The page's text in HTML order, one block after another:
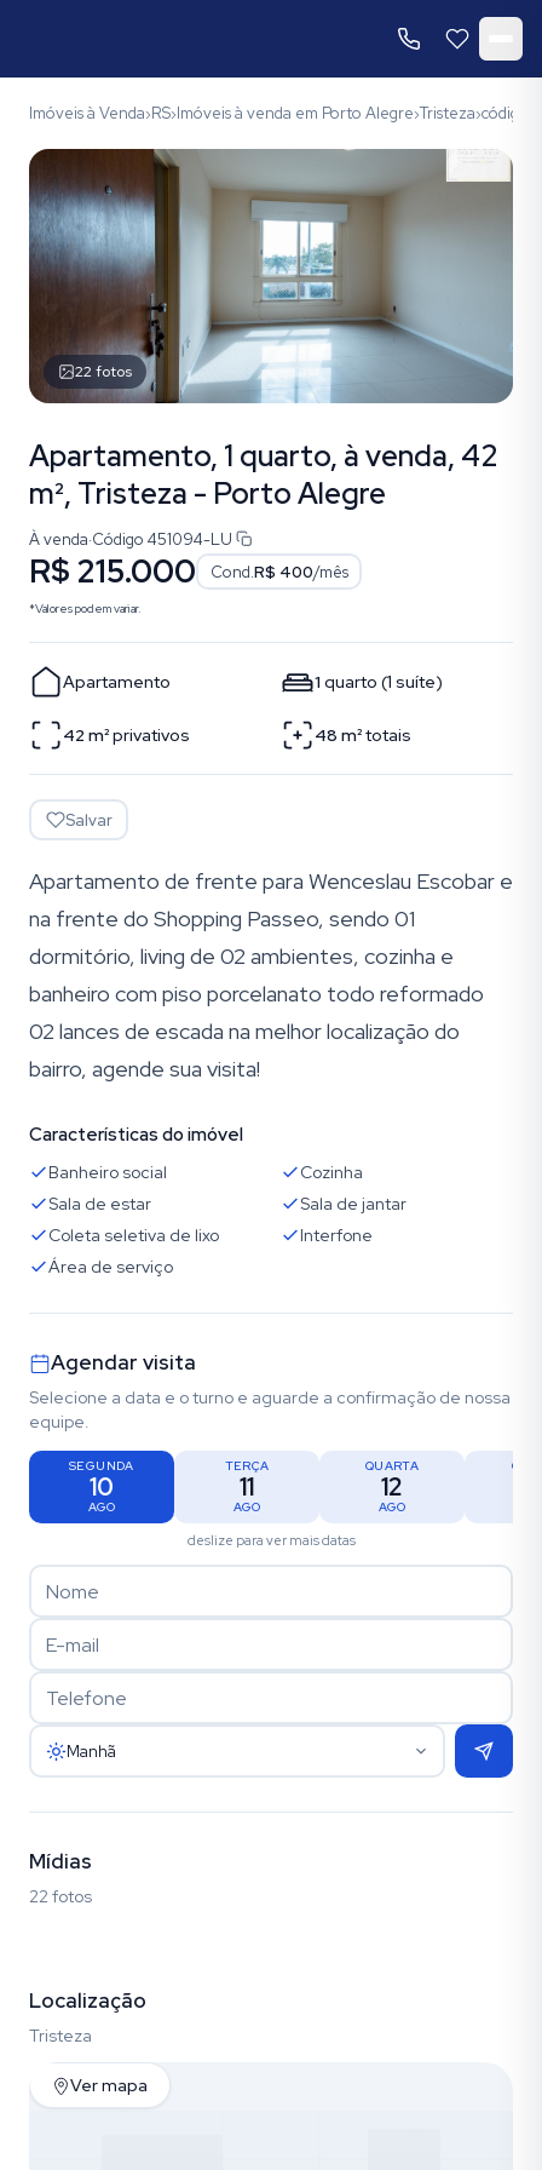
Imóveis à Venda›RS›Imóveis à venda em Porto Alegre›Tristeza›código
22 fotos
Apartamento, 1 quarto, à venda, 42
m², Tristeza - Porto Alegre
À venda·Código 451094-LU
R$ 215.000 Cond.R$ 400/mês
*Valores podem variar.
Apartamento 1 quarto (1 suíte)
42 m²privativos 48 m²totais
Salvar
Apartamento de frente para Wenceslau Escobar e
na frente do Shopping Passeo, sendo 01
dormitório, living de 02 ambientes, cozinha e
banheiro com piso porcelanato todo reformado
02 lances de escada na melhor localização do
bairro, agende sua visita!
Características do imóvel
Banheiro social
Cozinha
Sala de estar
Sala de jantar
Coleta seletiva de lixo
Interfone
Área de serviço
Agendar visita
Selecione a data e o turno e aguarde a confirmação de nossa
equipe.
SEGUNDA
10
AGO
TERÇA
11
AGO
QUARTA
12
AGO
deslize para ver mais datas
Manhã
Mídias
22 fotos
Localização
Tristeza
Ver mapa